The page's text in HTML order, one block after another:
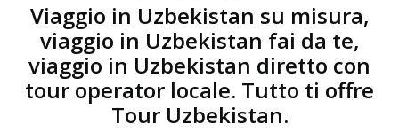
Viaggio in Uzbekistan su misura,
viaggio in Uzbekistan fai da te,
viaggio in Uzbekistan diretto con
tour operator locale. Tutto ti offre
Tour Uzbekistan.